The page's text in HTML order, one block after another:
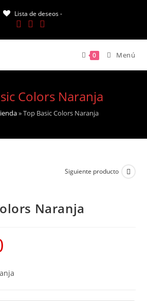
Lista de deseos -
0 Menú
Colors Naranja
»Top Basic Colors Naranja
Siguiente producto
Naranja
actual